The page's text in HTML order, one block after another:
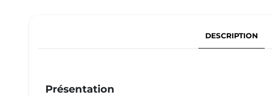
DESCRIPTION
Présentation